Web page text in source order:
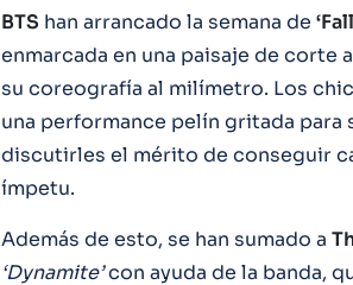
BTS han arrancado la semana de
enmarcada en una paisaje de corte
su coreografía al milímetro. Los
una performance pelín gritada para
discutirles el mérito de conseguir
ímpetu.
Además de esto, se han sumado a
‘Dynamite’con ayuda de la banda,